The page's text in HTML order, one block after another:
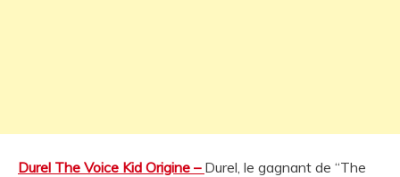
Durel The Voice Kid Origine – Durel, le gagnant de “The